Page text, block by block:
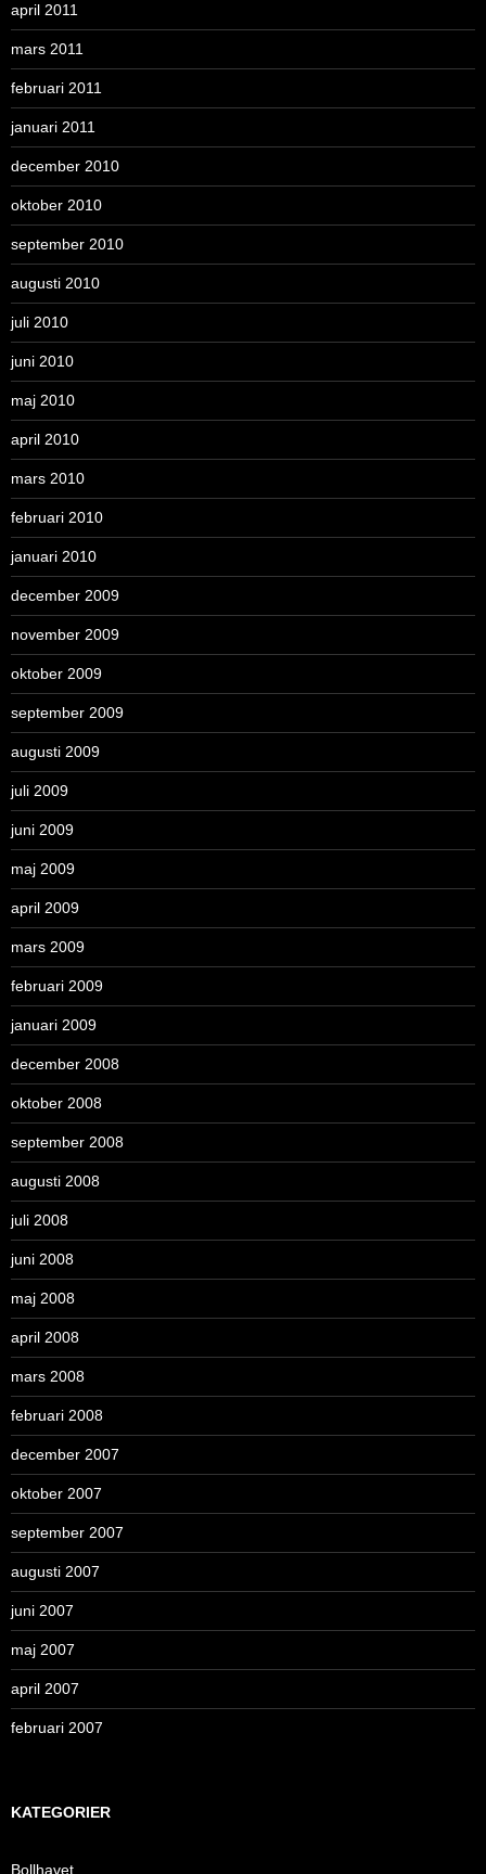
april 2011
mars 2011
februari 2011
januari 2011
december 2010
oktober 2010
september 2010
augusti 2010
juli 2010
juni 2010
maj 2010
april 2010
mars 2010
februari 2010
januari 2010
december 2009
november 2009
oktober 2009
september 2009
augusti 2009
juli 2009
juni 2009
maj 2009
april 2009
mars 2009
februari 2009
januari 2009
december 2008
oktober 2008
september 2008
augusti 2008
juli 2008
juni 2008
maj 2008
april 2008
mars 2008
februari 2008
december 2007
oktober 2007
september 2007
augusti 2007
juni 2007
maj 2007
april 2007
februari 2007
KATEGORIER
Bollhavet